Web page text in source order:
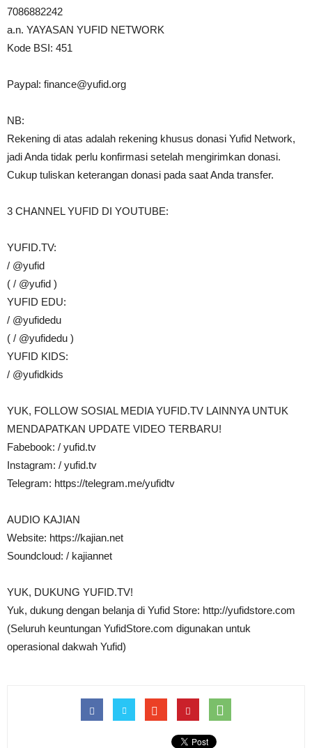
7086882242
a.n. YAYASAN YUFID NETWORK
Kode BSI: 451
Paypal: finance@yufid.org
NB:
Rekening di atas adalah rekening khusus donasi Yufid Network,
jadi Anda tidak perlu konfirmasi setelah mengirimkan donasi.
Cukup tuliskan keterangan donasi pada saat Anda transfer.
3 CHANNEL YUFID DI YOUTUBE:
YUFID.TV:
/ @yufid
( / @yufid )
YUFID EDU:
/ @yufidedu
( / @yufidedu )
YUFID KIDS:
/ @yufidkids
YUK, FOLLOW SOSIAL MEDIA YUFID.TV LAINNYA UNTUK
MENDAPATKAN UPDATE VIDEO TERBARU!
Fabebook: / yufid.tv
Instagram: / yufid.tv
Telegram: https://telegram.me/yufidtv
AUDIO KAJIAN
Website: https://kajian.net
Soundcloud: / kajiannet
YUK, DUKUNG YUFID.TV!
Yuk, dukung dengan belanja di Yufid Store: http://yufidstore.com
(Seluruh keuntungan YufidStore.com digunakan untuk
operasional dakwah Yufid)